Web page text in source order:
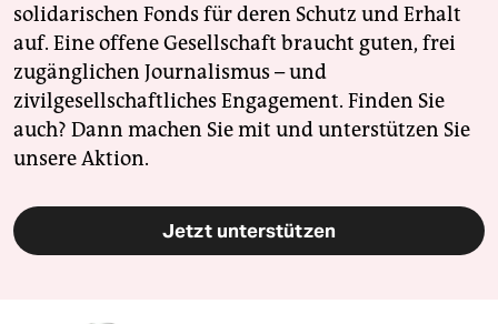
solidarischen Fonds für deren Schutz und Erhalt
auf. Eine offene Gesellschaft braucht guten, frei
zugänglichen Journalismus – und
zivilgesellschaftliches Engagement. Finden Sie
auch? Dann machen Sie mit und unterstützen Sie
unsere Aktion.
Jetzt unterstützen